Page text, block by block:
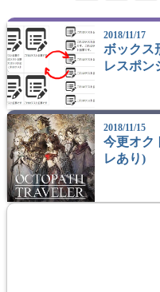
2018/11/17
ボックス
レスポン
2018/11/15
今更オク
レあり)